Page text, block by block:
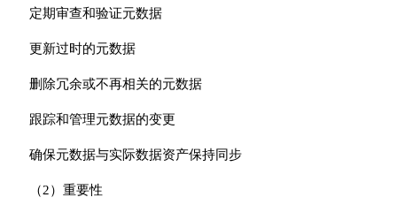
定期审查和验证元数据
更新过时的元数据
删除冗余或不再相关的元数据
跟踪和管理元数据的变更
确保元数据与实际数据资产保持同步
（2）重要性